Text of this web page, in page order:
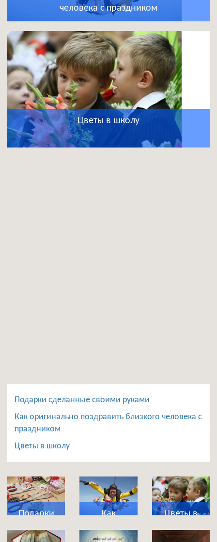
человека с праздником
Цветы в школу
Подарки сделанные своими руками
Как оригинально поздравить близкого человека с
праздником
Цветы в школу
Подарки
сделанные
Как
оригинально
Цветы в
школу